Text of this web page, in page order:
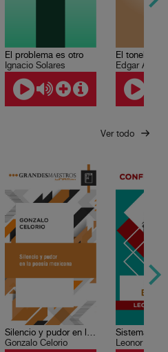
El problema es otro
Ignacio Solares
El tonel de
Edgar Allan
Ver todo
Silencio y pudor en la poesía mexicana
Gonzalo Celorio
Sistemas
Leonor